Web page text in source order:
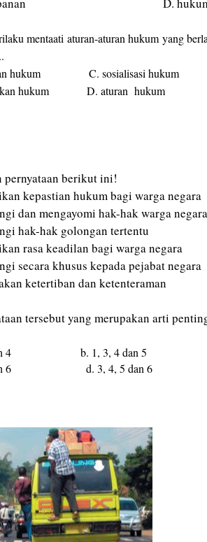
mentaati aturan-aturan hukum yang
hukum C. sosialisasi hukum
hukum D. aturan hukum
pernyataan berikut ini!
kepastian hukum bagi warga negara
dan mengayomi hak-hak warga negara
hak-hak golongan tertentu
rasa keadilan bagi warganegara
secara khusus kepada pejabatnegara
ketertiban dan ketenteraman
tersebut yang merupakan arti
3 dan 4 b. 1, 3, 4 dan 5
dan 6 d. 3, 4, 5 dan 6